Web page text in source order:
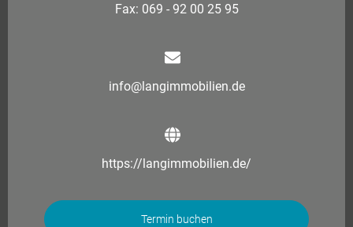
Fax: 069 - 92 00 25 95
info@langimmobilien.de
https://langimmobilien.de/
Termin buchen